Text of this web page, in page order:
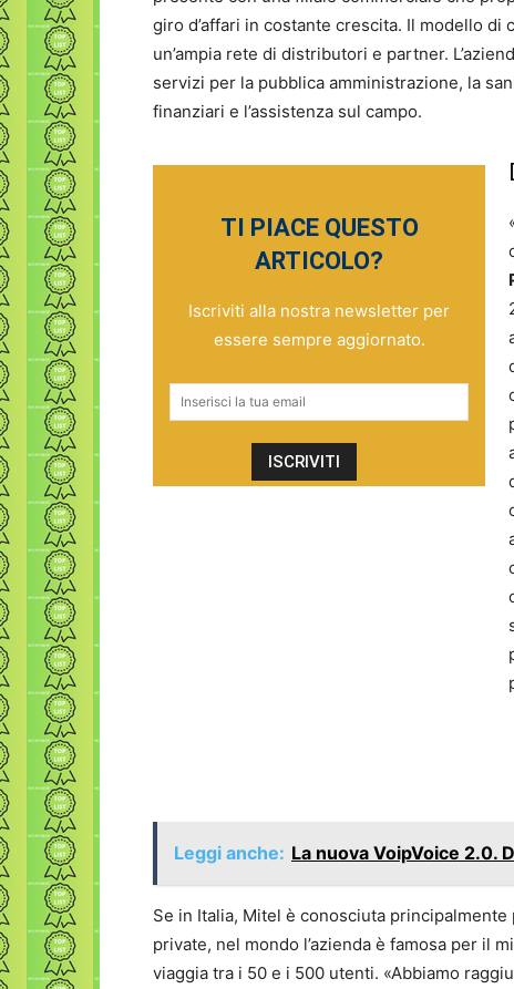
giro d’affari in costante crescita. Il modello
un’ampia rete di distributori e partner.
servizi per la pubblica amministrazione, la
finanziari e l’assistenza sul campo.
TI PIACE QUESTO
ARTICOLO?
Iscriviti alla nostra newsletter per
essere sempre aggiornato.
Leggi anche: La nuova VoipVoice 2.0.
Se in Italia, Mitel è conosciuta
private, nel mondo l’azienda è famosa per il
viaggia tra i 50 e i 500 utenti. «Abbiamo